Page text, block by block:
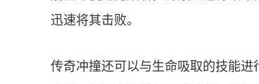
迅速将其击败。
传奇冲撞还可以与生命吸取的技能